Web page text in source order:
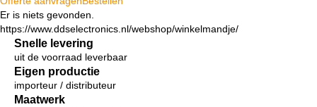
Er is niets gevonden.
https://www.ddselectronics.nl/webshop/winkelmandje/
Snelle levering
uit de voorraad leverbaar
Eigen productie
importeur / distributeur
Maatwerk